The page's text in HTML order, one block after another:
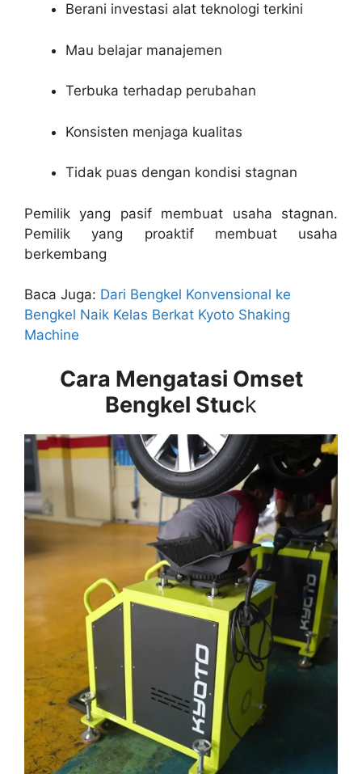
Berani investasi alat teknologi terkini
Mau belajar manajemen
Terbuka terhadap perubahan
Konsisten menjaga kualitas
Tidak puas dengan kondisi stagnan
Pemilik yang pasif membuat usaha stagnan.
Pemilik yang proaktif membuat usaha
berkembang
Baca Juga: Dari Bengkel Konvensional ke
Bengkel Naik Kelas Berkat Kyoto Shaking
Machine
Cara Mengatasi Omset
Bengkel Stuck